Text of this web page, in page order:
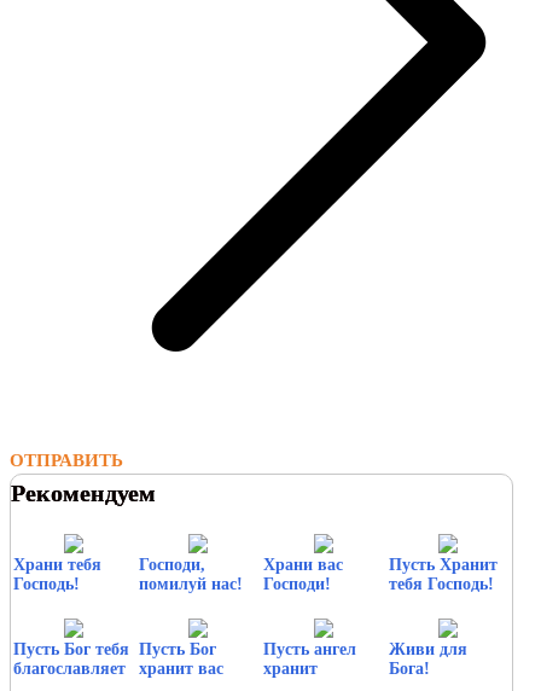
ОТПРАВИТЬ
Рекомендуем
Храни тебя
Господь!
Господи,
помилуй нас!
Храни вас
Господи!
Пусть Хранит
тебя Господь!
Пусть Бог тебя
благославляет
Пусть Бог
хранит вас
Пусть ангел
хранит
Живи для
Бога!